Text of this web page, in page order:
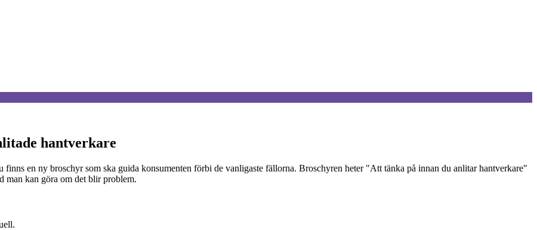
hantverkare
en ny broschyr som ska guida konsumenten förbi de vanligaste fällorna. Broschyren heter "Att tänka på innan du anlitar hantverkare"
man kan göra om det blir problem.